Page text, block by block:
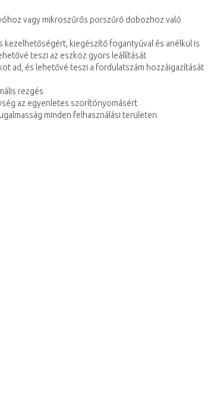
vagy mikroszűrős porszűrő dobozhoz való
kiegészítő fogantyúval és anélkül is
teszi az eszköz gyors leállítását
ad, és lehetővé teszi a fordulatszám hozzáigazítását
rezgés
az egyenletes szorítónyomásért
minden felhasználási területen